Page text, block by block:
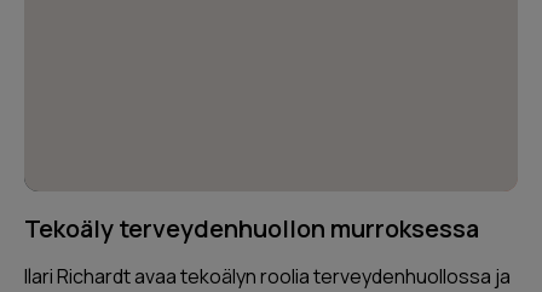
Tekoäly terveydenhuollon murroksessa
Ilari Richardt avaa tekoälyn roolia terveydenhuollossa ja